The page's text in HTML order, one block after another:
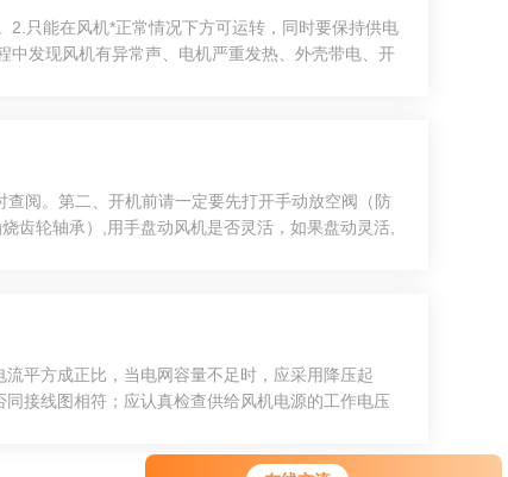
只能在风机*正常情况下方可运转，同时要保持供电
发现风机有异常声、电机严重发热、外壳带电、开
阅。第二、开机前请一定要先打开手动放空阀（防
齿轮轴承）,用手盘动风机是否灵活，如果盘动灵活,
平方成正比，当电网容量不足时，应采用降压起
接线图相符；应认真检查供给风机电源的工作电压